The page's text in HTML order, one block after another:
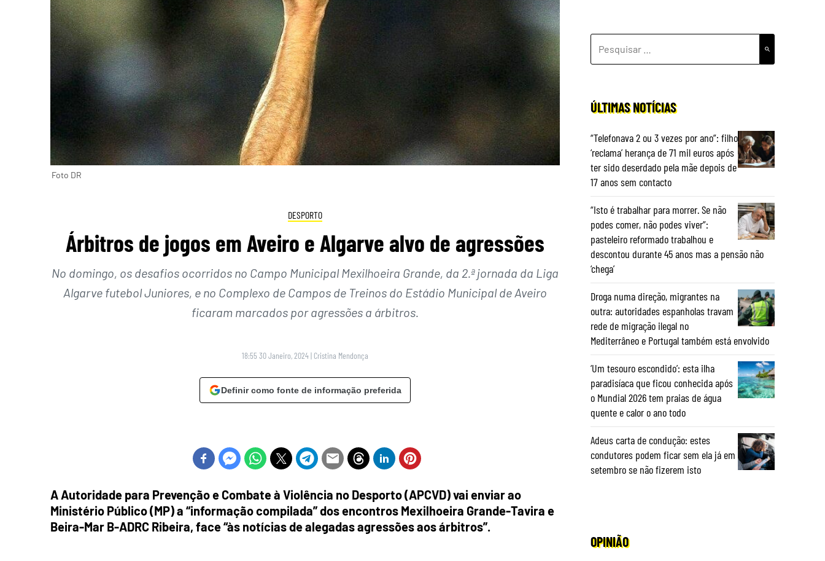
Foto DR
DESPORTO
Árbitros de jogos em Aveiro e Algarve alvo de agressões
No domingo, os desafios ocorridos no Campo Municipal Mexilhoeira Grande, da 2.ª jornada da Liga
Algarve futebol Juniores, e no Complexo de Campos de Treinos do Estádio Municipal de Aveiro
ficaram marcados por agressões a árbitros.
18:55 30 Janeiro, 2024| Cristina Mendonça
Definir como fonte de informação preferida
A Autoridade para Prevenção e Combate à Violência no Desporto (APCVD) vai enviar ao
Ministério Público (MP) a “informação compilada” dos encontros Mexilhoeira Grande-Tavira e
Beira-Mar B-ADRC Ribeira, face “às notícias de alegadas agressões aos árbitros”.
POR:
ÚLTIMAS NOTÍCIAS
“Telefonava 2 ou 3 vezes por ano”: filho
‘reclama’ herança de 71 mil euros após
ter sido deserdado pela mãe depois de
17 anos sem contacto
“Isto é trabalhar para morrer. Se não
podes comer, não podes viver”:
pasteleiro reformado trabalhou e
descontou durante 45 anos mas a pensão não
‘chega’
Droga numa direção, migrantes na
outra: autoridades espanholas travam
rede de migração ilegal no
Mediterrâneo e Portugal também está envolvido
‘Um tesouro escondido’: esta ilha
paradisíaca que ficou conhecida após
o Mundial 2026 tem praias de água
quente e calor o ano todo
Adeus carta de condução: estes
condutores podem ficar sem ela já em
setembro se não fizerem isto
OPINIÃO